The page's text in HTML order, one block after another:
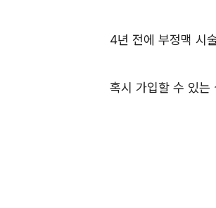
4년 전에 부정맥 시
혹시 가입할 수 있는